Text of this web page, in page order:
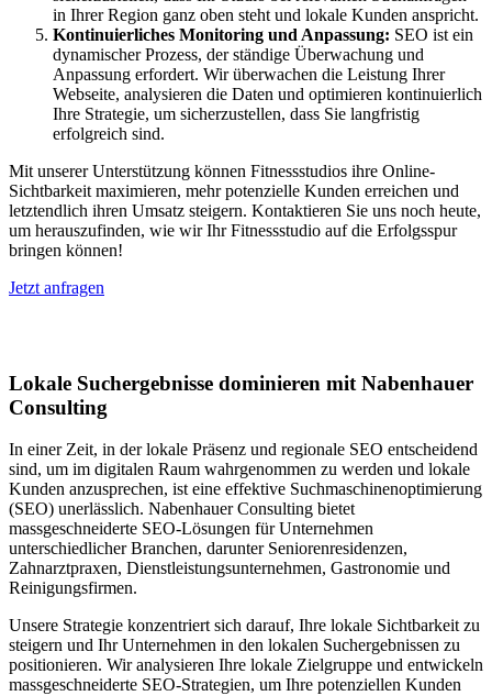
in Ihrer Region ganz oben steht und lokale Kunden anspricht.
Kontinuierliches Monitoring und Anpassung: SEO ist ein
dynamischer Prozess, der ständige Überwachung und
Anpassung erfordert. Wir überwachen die Leistung Ihrer
Webseite, analysieren die Daten und optimieren kontinuierlich
Ihre Strategie, um sicherzustellen, dass Sie langfristig
erfolgreich sind.
Mit unserer Unterstützung können Fitnessstudios ihre Online-
Sichtbarkeit maximieren, mehr potenzielle Kunden erreichen und
letztendlich ihren Umsatz steigern. Kontaktieren Sie uns noch heute,
um herauszufinden, wie wir Ihr Fitnessstudio auf die Erfolgsspur
bringen können!
Jetzt anfragen
Lokale Suchergebnisse dominieren mit Nabenhauer
Consulting
In einer Zeit, in der lokale Präsenz und regionale SEO entscheidend
sind, um im digitalen Raum wahrgenommen zu werden und lokale
Kunden anzusprechen, ist eine effektive Suchmaschinenoptimierung
(SEO) unerlässlich. Nabenhauer Consulting bietet
massgeschneiderte SEO-Lösungen für Unternehmen
unterschiedlicher Branchen, darunter Seniorenresidenzen,
Zahnarztpraxen, Dienstleistungsunternehmen, Gastronomie und
Reinigungsfirmen.
Unsere Strategie konzentriert sich darauf, Ihre lokale Sichtbarkeit zu
steigern und Ihr Unternehmen in den lokalen Suchergebnissen zu
positionieren. Wir analysieren Ihre lokale Zielgruppe und entwickeln
massgeschneiderte SEO-Strategien, um Ihre potenziellen Kunden